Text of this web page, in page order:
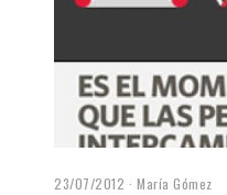
23/07/2012 María Gómez